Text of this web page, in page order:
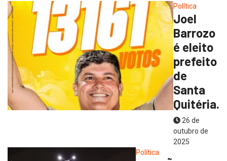
Política
Joel
Barrozo
é eleito
prefeito
de
Santa
Quitéria.
26 de
outubro de
2025
Política